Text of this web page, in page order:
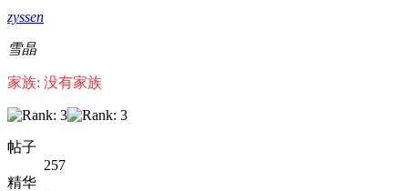
zyssen
雪晶
家族: 没有家族
帖子
257
精华